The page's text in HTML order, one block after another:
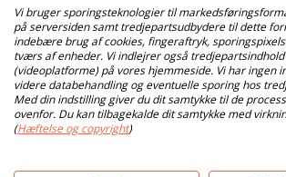
Vi bruger sporingsteknologier til
på serversiden samt tredjepartsudbydere til dette
indebære brug af cookies, fingeraftryk,
tværs af enheder. Vi indlejrer også
(videoplatforme) på vores hjemmeside. Vi har ingen
videre databehandling og eventuelle sporing hos
Med din indstilling giver du dit samtykke til de
ovenfor. Du kan tilbagekalde dit samtykke med
(Hæftelse og copyright)